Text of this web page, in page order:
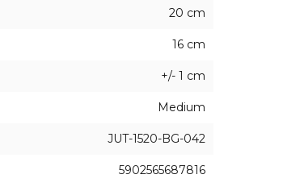
20 cm
16 cm
+/- 1 cm
Medium
JUT-1520-BG-042
5902565687816